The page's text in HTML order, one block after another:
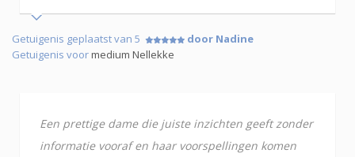
Getuigenis geplaatst van 5
door Nadine
Getuigenis voormedium Nellekke
Een prettige dame die juiste inzichten geeft zonder
informatie vooraf en haar voorspellingen komen